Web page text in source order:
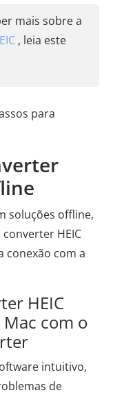
mais sobre a
, leia este
para
soluções offline,
HEIC
conexão com a
HEIC
com o
intuitivo,
de